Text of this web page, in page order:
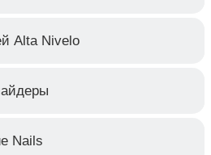
Alta Nivelo
Nails